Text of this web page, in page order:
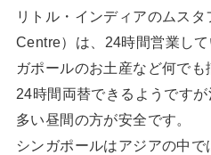
リトル・インディアのムス
Centre）は、24時間営業し
ガポールのお土産など何でも
24時間両替できるようです
多い昼間の方が安全です。
シンガポールはアジアの中